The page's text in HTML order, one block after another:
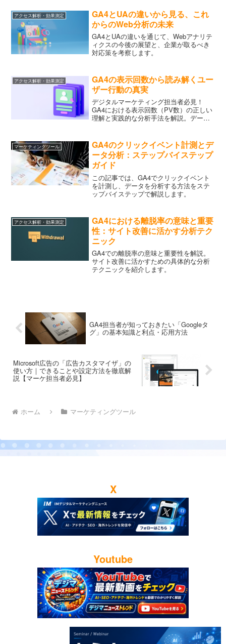
アクセス解析・効果測定
GA4とUAの違いから見る、これ
からのWeb分析の未来
GA4とUAの違いを通じて、Webアナリテ
ィクスの今後の展望と、企業が取るべき
対応策を考察します。
アクセス解析・効果測定
GA4の表示回数から読み解くユー
ザー行動の真実
デジタルマーケティング担当者必見！
GA4における表示回数（PV数）の正しい
理解と実践的な分析手法を解説。データ
マーケティングツール
GA4のクリックイベント計測とデ
ータ分析：ステップバイステップ
ガイド
この記事では、GA4でクリックイベント
を計測し、データを分析する方法をステ
ップバイステップで解説します。
アクセス解析・効果測定
GA4における離脱率の意味と重要
性：サイト改善に活かす分析テク
ニック
GA4での離脱率の意味と重要性を解説。
サイト改善に活かすための具体的な分析
テクニックを紹介します。
GA4担当者が知っておきたい「Googleタ
グ」の基本知識と利点・応用方法
Microsoft広告の「広告カスタマイザ」の
使い方｜できることや設定方法を徹底解
説【マーケ担当者必見】
ホーム マーケティングツール
X
Youtube